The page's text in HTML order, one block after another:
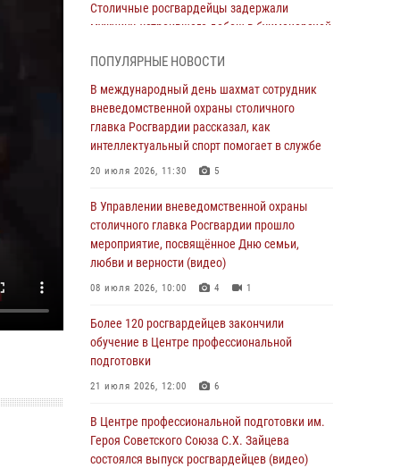
Столичные росгвардейцы задержали
мужчину, устроившего дебош в букмекерской
Московские росгвардейцы обеспечили
безопасность проведения футбольного матча
Кубка России (Видео)
05 августа 2026, 12:35
Делегация МВД Республики Беларусь
ознакомилась с передовыми методами
работы Росгвардии в Москве (видео)
04 августа 2026, 18:16 5
чемпионат по самбо и боевому самбо.
(видео)
04 августа 2026, 14:00
эфира на «Радио Москвы» и рассказал о
работе дежурных частей
04 августа 2026, 12:28
ПОПУЛЯРНЫЕ НОВОСТИ
В международный день шахмат сотрудник
вневедомственной охраны столичного
главка Росгвардии рассказал, как
интеллектуальный спорт помогает в службе
20 июля 2026, 11:30 5
В Управлении вневедомственной охраны
столичного главка Росгвардии прошло
мероприятие, посвящённое Дню семьи,
любви и верности (видео)
08 июля 2026, 10:00 4 1
Более 120 росгвардейцев закончили
обучение в Центре профессиональной
подготовки
21 июля 2026, 12:00 6
В Центре профессиональной подготовки им.
Героя Советского Союза С.Х. Зайцева
состоялся выпуск росгвардейцев (видео)